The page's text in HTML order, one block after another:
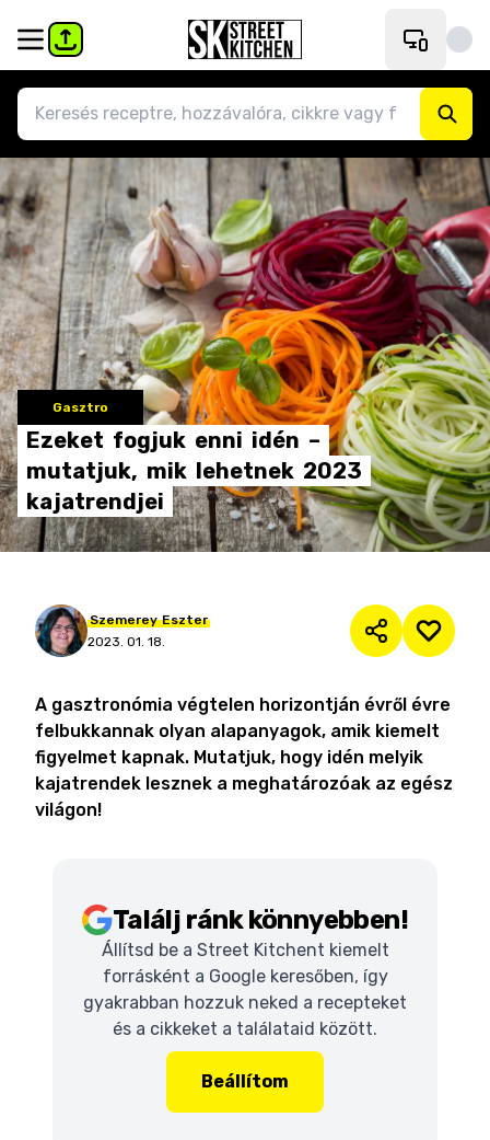
Gasztro
Ezeket fogjuk enni idén –
mutatjuk, mik lehetnek 2023
kajatrendjei
Szemerey Eszter
2023. 01. 18.
A gasztronómia végtelen horizontján évről évre
felbukkannak olyan alapanyagok, amik kiemelt
figyelmet kapnak. Mutatjuk, hogy idén melyik
kajatrendek lesznek a meghatározóak az egész
világon!
Találj ránk könnyebben!
Állítsd be a Street Kitchent kiemelt
forrásként a Google keresőben, így
gyakrabban hozzuk neked a recepteket
és a cikkeket a találataid között.
Beállítom